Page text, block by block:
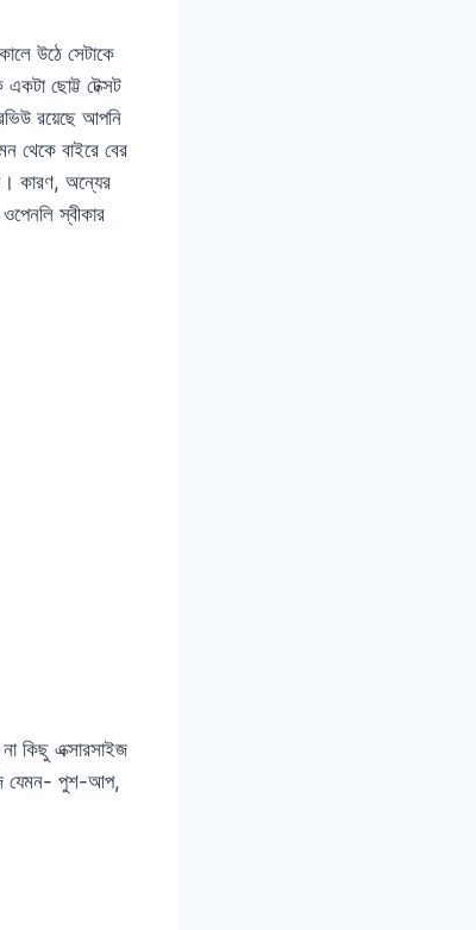
উঠে সেটাকে
ছোট্ট টেক্সট
রয়েছে আপনি
থেকে বাইরে বের
কারণ, অন্যের
স্বীকার
কিছু এক্সারসাইজ
যেমন- পুশ-আপ,